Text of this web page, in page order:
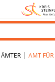
ÄMTER | AMT FÜR